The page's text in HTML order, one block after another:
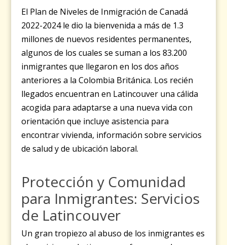
El Plan de Niveles de Inmigración de Canadá
2022-2024 le dio la bienvenida a más de 1.3
millones de nuevos residentes permanentes,
algunos de los cuales se suman a los 83.200
inmigrantes que llegaron en los dos años
anteriores a la Colombia Británica. Los recién
llegados encuentran en Latincouver una cálida
acogida para adaptarse a una nueva vida con
orientación que incluye asistencia para
encontrar vivienda, información sobre servicios
de salud y de ubicación laboral.
Protección y Comunidad
para Inmigrantes: Servicios
de Latincouver
Un gran tropiezo al abuso de los inmigrantes es